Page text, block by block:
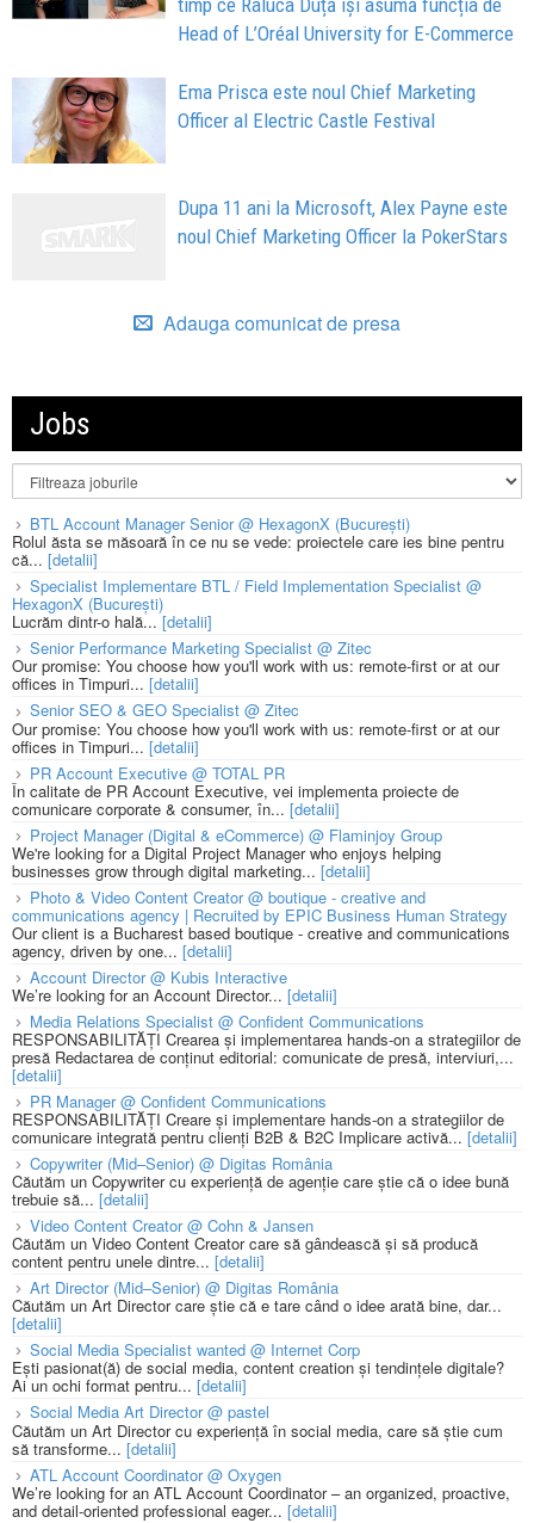
Head of L’Oréal University for E-Commerce
Ema Prisca este noul Chief Marketing
Officer al Electric Castle Festival
Dupa 11 ani la Microsoft, Alex Payne este
noul Chief Marketing Officer la PokerStars
Adauga comunicat de presa
Jobs
BTL Account Manager Senior @ HexagonX (București)
Rolul ăsta se măsoară în ce nu se vede: proiectele care ies bine pentru
că... [detalii]
Specialist Implementare BTL / Field Implementation Specialist @
HexagonX (București)
Lucrăm dintr-o hală... [detalii]
Senior Performance Marketing Specialist @ Zitec
Our promise: You choose how you'll work with us: remote-first or at our
offices in Timpuri... [detalii]
Senior SEO & GEO Specialist @ Zitec
Our promise: You choose how you'll work with us: remote-first or at our
offices in Timpuri... [detalii]
PR Account Executive @ TOTAL PR
În calitate de PR Account Executive, vei implementa proiecte de
comunicare corporate & consumer, în... [detalii]
Project Manager (Digital & eCommerce) @ Flaminjoy Group
We're looking for a Digital Project Manager who enjoys helping
businesses grow through digital marketing... [detalii]
Photo & Video Content Creator @ boutique - creative and
communications agency | Recruited by EPIC Business Human Strategy
Our client is a Bucharest based boutique - creative and communications
agency, driven by one... [detalii]
Account Director @ Kubis Interactive
We’re looking for an Account Director... [detalii]
Media Relations Specialist @ Confident Communications
RESPONSABILITĂȚI Crearea și implementarea hands-on a strategiilor de
presă Redactarea de conținut editorial: comunicate de presă, interviuri,...
[detalii]
PR Manager @ Confident Communications
RESPONSABILITĂȚI Creare și implementare hands-on a strategiilor de
comunicare integrată pentru clienți B2B & B2C Implicare activă... [detalii]
Copywriter (Mid–Senior) @ Digitas România
Căutăm un Copywriter cu experiență de agenție care știe că o idee bună
trebuie să... [detalii]
Video Content Creator @ Cohn & Jansen
Căutăm un Video Content Creator care să gândească și să producă
content pentru unele dintre... [detalii]
Art Director (Mid–Senior) @ Digitas România
Căutăm un Art Director care știe că e tare când o idee arată bine, dar...
[detalii]
Social Media Specialist wanted @ Internet Corp
Ești pasionat(ă) de social media, content creation și tendințele digitale?
Ai un ochi format pentru... [detalii]
Social Media Art Director @ pastel
Căutăm un Art Director cu experiență în social media, care să știe cum
să transforme... [detalii]
ATL Account Coordinator @ Oxygen
We’re looking for an ATL Account Coordinator – an organized, proactive,
and detail-oriented professional eager... [detalii]